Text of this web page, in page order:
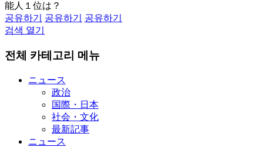
能人１位は？
공유하기
공유하기
공유하기
검색 열기
전체 카테고리 메뉴
ニュース
政治
国際・日本
社会・文化
最新記事
ニュース